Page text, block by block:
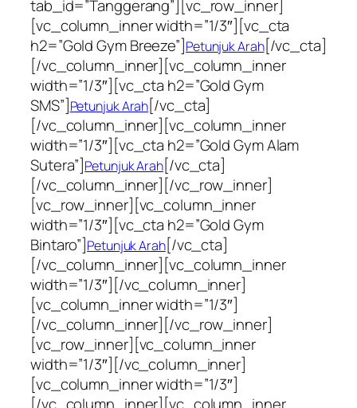
tab_id=”Tanggerang”][vc_row_inner]
[vc_column_inner width=”1/3″][vc_cta
h2=”Gold Gym Breeze”]Petunjuk Arah[/vc_cta]
[/vc_column_inner][vc_column_inner
width=”1/3″][vc_cta h2=”Gold Gym
SMS”]Petunjuk Arah[/vc_cta]
[/vc_column_inner][vc_column_inner
width=”1/3″][vc_cta h2=”Gold Gym Alam
Sutera”]Petunjuk Arah[/vc_cta]
[/vc_column_inner][/vc_row_inner]
[vc_row_inner][vc_column_inner
width=”1/3″][vc_cta h2=”Gold Gym
Bintaro”]Petunjuk Arah[/vc_cta]
[/vc_column_inner][vc_column_inner
width=”1/3″][/vc_column_inner]
[vc_column_inner width=”1/3″]
[/vc_column_inner][/vc_row_inner]
[vc_row_inner][vc_column_inner
width=”1/3″][/vc_column_inner]
[vc_column_inner width=”1/3″]
[/vc_column_inner][vc_column_inner